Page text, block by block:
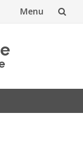
Menu